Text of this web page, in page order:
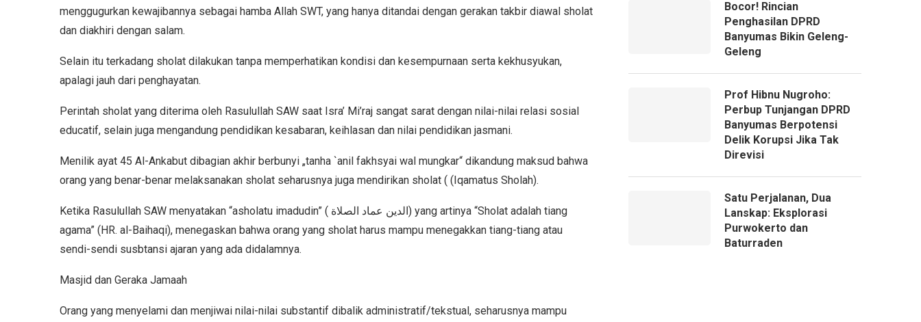
menggugurkan kewajibannya sebagai hamba Allah SWT, yang hanya ditandai dengan gerakan takbir diawal sholat
dan diakhiri dengan salam.
Selain itu terkadang sholat dilakukan tanpa memperhatikan kondisi dan kesempurnaan serta kekhusyukan,
apalagi jauh dari penghayatan.
Perintah sholat yang diterima oleh Rasulullah SAW saat Isra’ Mi’raj sangat sarat dengan nilai-nilai relasi sosial
educatif, selain juga mengandung pendidikan kesabaran, keihlasan dan nilai pendidikan jasmani.
Menilik ayat 45 Al-Ankabut dibagian akhir berbunyi „tanha `anil fakhsyai wal mungkar“ dikandung maksud bahwa
orang yang benar-benar melaksanakan sholat seharusnya juga mendirikan sholat ( (Iqamatus Sholah).
Ketika Rasulullah SAW menyatakan “asholatu imadudin” ( الدين عماد الصلاة) yang artinya “Sholat adalah tiang
agama” (HR. al-Baihaqi), menegaskan bahwa orang yang sholat harus mampu menegakkan tiang-tiang atau
sendi-sendi susbtansi ajaran yang ada didalamnya.
Masjid dan Geraka Jamaah
Orang yang menyelami dan menjiwai nilai-nilai substantif dibalik administratif/tekstual, seharusnya mampu
Bocor! Rincian
Penghasilan DPRD
Banyumas Bikin Geleng-
Geleng
Prof Hibnu Nugroho:
Perbup Tunjangan DPRD
Banyumas Berpotensi
Delik Korupsi Jika Tak
Direvisi
Satu Perjalanan, Dua
Lanskap: Eksplorasi
Purwokerto dan
Baturraden